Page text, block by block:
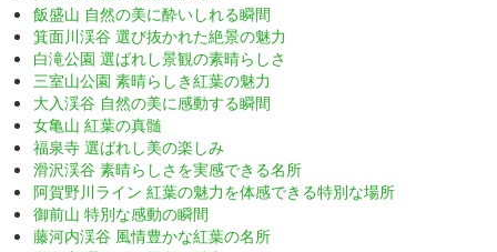
飯盛山 自然の美に酔いしれる瞬間
箕面川渓谷 選び抜かれた絶景の魅力
白滝公園 選ばれし景観の素晴らしさ
三室山公園 素晴らしき紅葉の魅力
大入渓谷 自然の美に感動する瞬間
女亀山 紅葉の真髄
福泉寺 選ばれし美の楽しみ
滑沢渓谷 素晴らしさを実感できる名所
阿賀野川ライン 紅葉の魅力を体感できる特別な場所
御前山 特別な感動の瞬間
藤河内渓谷 風情豊かな紅葉の名所